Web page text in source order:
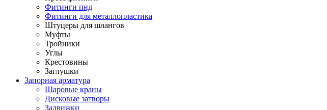
Фитинги пнд
Фитинги для металлопластика
Штуцеры для шлангов
Муфты
Тройники
Углы
Крестовины
Заглушки
Запорная арматура
Шаровые краны
Дисковые затворы
Задвижки